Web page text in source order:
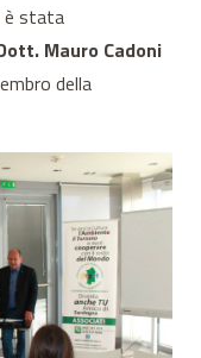
è stata
Mauro Cadoni
della